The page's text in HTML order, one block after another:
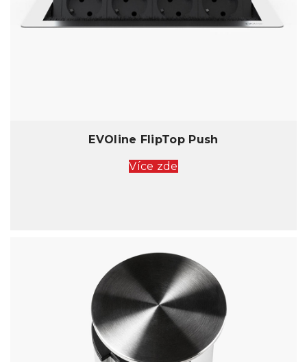
EVOline FlipTop Push
Více zde